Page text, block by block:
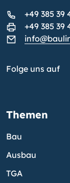
+49 385 39
+49 385 39
Folge uns auf
Themen
Bau
Ausbau
TGA